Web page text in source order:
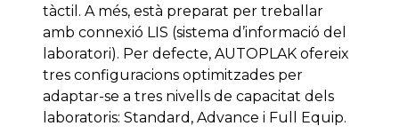
tàctil. A més, està preparat per treballar
amb connexió LIS (sistema d’informació del
laboratori). Per defecte, AUTOPLAK ofereix
tres configuracions optimitzades per
adaptar-se a tres nivells de capacitat dels
laboratoris: Standard, Advance i Full Equip.